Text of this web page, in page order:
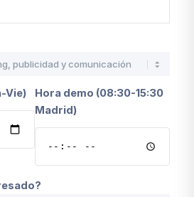
Vie)
Hora demo (08:30-15:30
Madrid)